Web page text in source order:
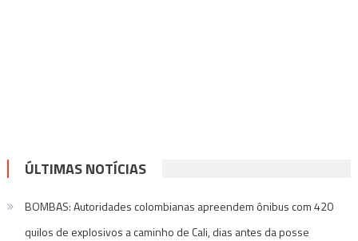
ÚLTIMAS NOTÍCIAS
BOMBAS: Autoridades colombianas apreendem ônibus com 420
quilos de explosivos a caminho de Cali, dias antes da posse